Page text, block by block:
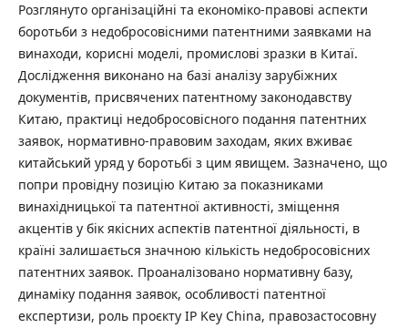
Розглянуто організаційні та економіко-правові аспекти
боротьби з недобросовісними патентними заявками на
винаходи, корисні моделі, промислові зразки в Китаї.
Дослідження виконано на базі аналізу зарубіжних
документів, присвячених патентному законодавству
Китаю, практиці недобросовісного подання патентних
заявок, нормативно-правовим заходам, яких вживає
китайський уряд у боротьбі з цим явищем. Зазначено, що
попри провідну позицію Китаю за показниками
винахідницької та патентної активності, зміщення
акцентів у бік якісних аспектів патентної діяльності, в
країні залишається значною кількість недобросовісних
патентних заявок. Проаналізовано нормативну базу,
динаміку подання заявок, особливості патентної
експертизи, роль проєкту IP Key China, правозастосовну